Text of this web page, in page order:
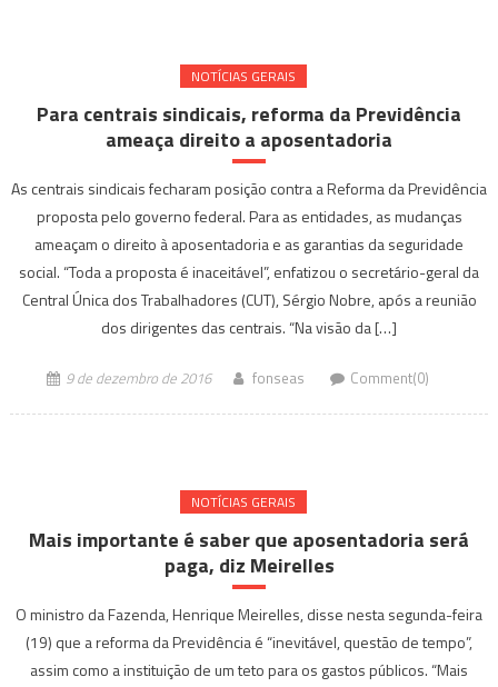
NOTÍ­CIAS GERAIS
Para centrais sindicais, reforma da Previdência
ameaça direito a aposentadoria
As centrais sindicais fecharam posição contra a Reforma da Previdência
proposta pelo governo federal. Para as entidades, as mudanças
ameaçam o direito à aposentadoria e as garantias da seguridade
social. “Toda a proposta é inaceitável”, enfatizou o secretário-geral da
Central Única dos Trabalhadores (CUT), Sérgio Nobre, após a reunião
dos dirigentes das centrais. “Na visão da […]
9 de dezembro de 2016 fonseas Comment(0)
NOTÍ­CIAS GERAIS
Mais importante é saber que aposentadoria será
paga, diz Meirelles
O ministro da Fazenda, Henrique Meirelles, disse nesta segunda-feira
(19) que a reforma da Previdência é “inevitável, questão de tempo”,
assim como a instituição de um teto para os gastos públicos. “Mais